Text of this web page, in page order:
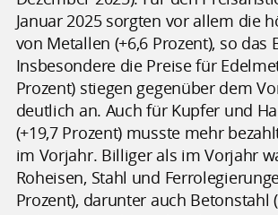
Januar 2025 sorgten vor allem die
von Metallen (+6,6 Prozent), so das
Insbesondere die Preise für
Prozent) stiegen gegenüber dem
deutlich an. Auch für Kupfer und
(+19,7 Prozent) musste mehr
im Vorjahr. Billiger als im Vorjahr
Roheisen, Stahl und
Prozent), darunter auch Betonstahl